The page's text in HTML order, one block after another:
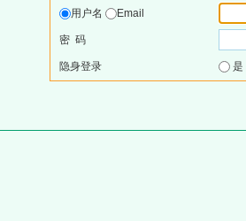
用户名
Email
密 码
隐身登录